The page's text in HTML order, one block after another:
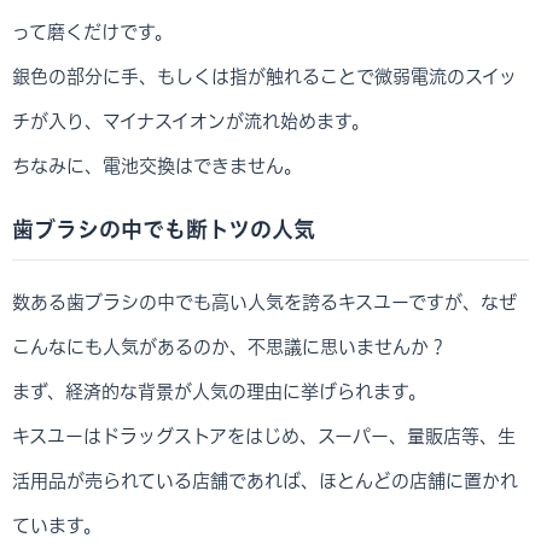
って磨くだけです。
銀色の部分に手、もしくは指が触れることで微弱電流のスイッ
チが入り、マイナスイオンが流れ始めます。
ちなみに、電池交換はできません。
歯ブラシの中でも断トツの人気
数ある歯ブラシの中でも高い人気を誇るキスユーですが、なぜ
こんなにも人気があるのか、不思議に思いませんか？
まず、経済的な背景が人気の理由に挙げられます。
キスユーはドラッグストアをはじめ、スーパー、量販店等、生
活用品が売られている店舗であれば、ほとんどの店舗に置かれ
ています。